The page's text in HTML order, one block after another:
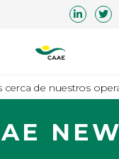
cerca de nuestros